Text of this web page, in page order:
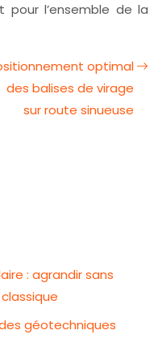
pour l’ensemble de la
optimal
des balises de virage
sur route sinueuse
: agrandir sans
géotechniques